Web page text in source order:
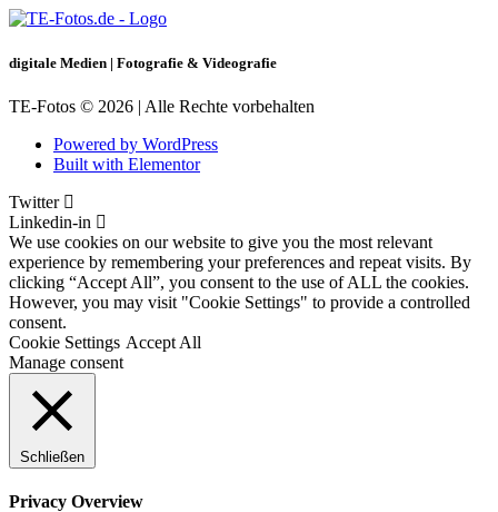
digitale Medien | Fotografie & Videografie
TE-Fotos © 2026 | Alle Rechte vorbehalten
Powered by WordPress
Built with Elementor
Twitter
Linkedin-in
We use cookies on our website to give you the most relevant
experience by remembering your preferences and repeat visits. By
clicking “Accept All”, you consent to the use of ALL the cookies.
However, you may visit "Cookie Settings" to provide a controlled
consent.
Cookie Settings Accept All
Manage consent
Schließen
Privacy Overview